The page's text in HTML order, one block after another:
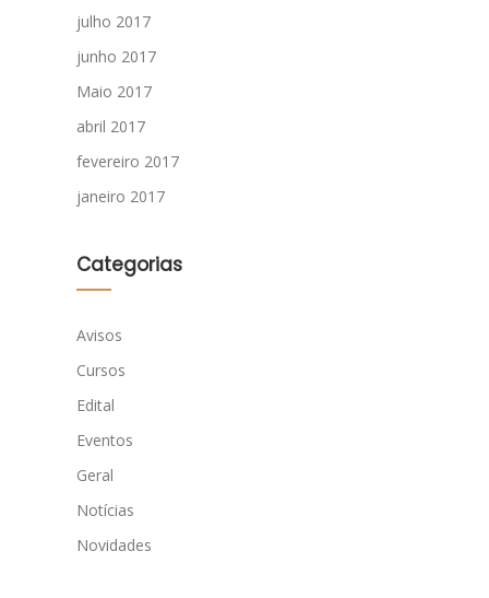
julho 2017
junho 2017
Maio 2017
abril 2017
fevereiro 2017
janeiro 2017
Categorias
Avisos
Cursos
Edital
Eventos
Geral
Notícias
Novidades